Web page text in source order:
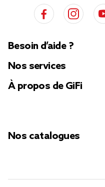
Besoin d’aide ?
Nos services
À propos de GiFi
Nos catalogues